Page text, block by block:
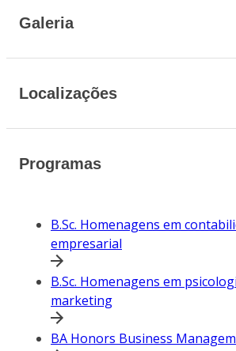
Galeria
Localizações
Programas
B.Sc. Homenagens em
empresarial
B.Sc. Homenagens em
marketing
BA Honors Business